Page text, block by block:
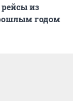
из
годом